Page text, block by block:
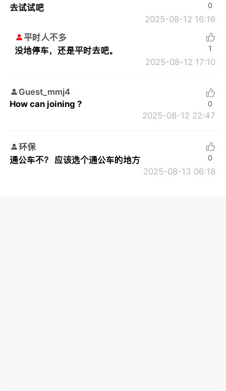
去试试吧
2025-08-12 16:16
0
平时人不多
没地停车，还是平时去吧。
2025-08-12 17:10
1
Guest_mmj4
How can joining ?
2025-08-12 22:47
0
环保
通公车不？ 应该选个通公车的地方
2025-08-13 06:18
0